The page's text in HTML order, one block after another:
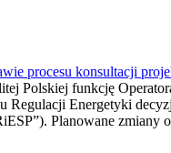
procesu konsultacji
Polskiej funkcję
Regulacji Energetyki
Planowane zmiany